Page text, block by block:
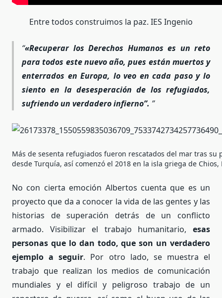
Entre todos construimos la paz. IES Ingenio
«Recuperar los Derechos Humanos es un reto
para todos este nuevo año, pues están muertos y
enterrados en Europa, lo veo en cada paso y lo
siento en la desesperación de los refugiados,
sufriendo un verdadero infierno”.
Más de sesenta refugiados fueron rescatados del mar tras su
desde Turquía, así comenzó el 2018 en la isla griega de Chios,
No con cierta emoción Albertos cuenta que es un
proyecto que da a conocer la vida de las gentes y las
historias de superación detrás de un conflicto
armado. Visibilizar el trabajo humanitario, esas
personas que lo dan todo, que son un verdadero
ejemplo a seguir. Por otro lado, se muestra el
trabajo que realizan los medios de comunicación
mundiales y el difícil y peligroso trabajo de un